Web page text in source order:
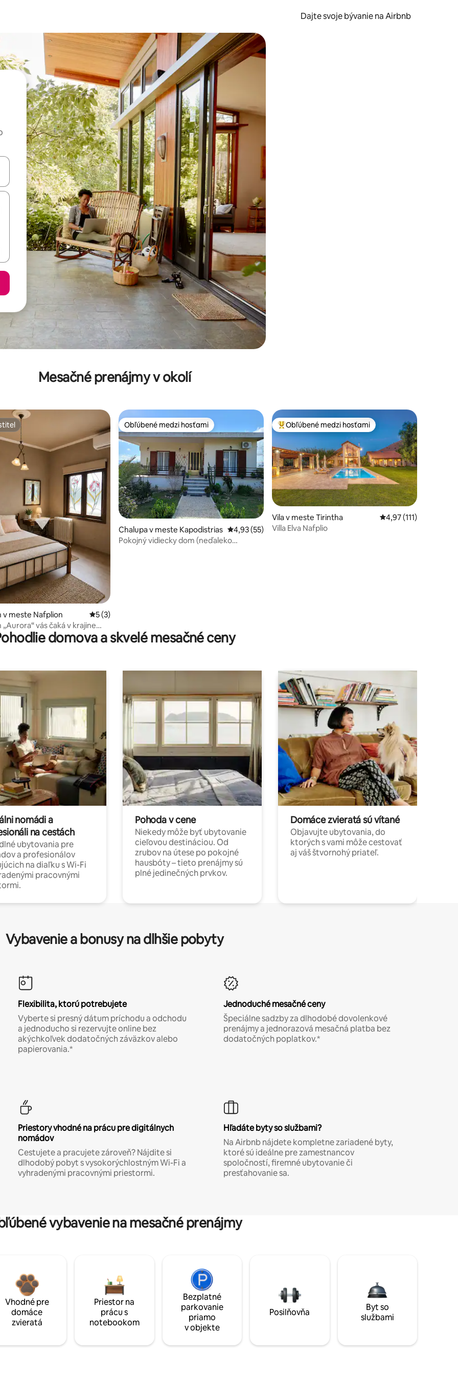
Dajte svoje bývanie na Airbnb
pomocou klávesov so šípkami nahor a nadol alebo ich preskúmať pomocou dotykových gest či potiahnutia prstom.
Mesačné prenájmy v okolí
5 z 5, počet hodnotení: 10
v meste Nafplion Priemerné ohodnotenie 5 z 5, počet hodnotení: 3
5 (3)
vás čaká v krajine
Obľúbené medzi hosťami
Obľúbené medzi hosťami
Chalupa v meste Kapodistrias Priemerné ohodnotenie 4,93 z 5, počet hodnotení: 55
4,93 (55)
Pokojný vidiecky dom (neďaleko
Najobľúbenejšie medzi hosťami
Obľúbené medzi hosťami
Vila v meste Tirintha Priemerné
4,97 (111)
Villa Elva Nafplio
domova a skvelé mesačné ceny
nomádi a
na cestách
ubytovania pre
a profesionálov
na diaľku s Wi-Fi
pracovnými
Pohoda v cene
Niekedy môže byť ubytovanie
cieľovou destináciou. Od
zrubov na útese po pokojné
hausbóty – tieto prenájmy sú
plné jedinečných prvkov.
Domáce zvieratá sú vítané
Objavujte ubytovania, do
ktorých s vami môže cestovať
aj váš štvornohý priateľ.
Vybavenie a bonusy na dlhšie pobyty
Flexibilita, ktorú potrebujete
Vyberte si presný dátum príchodu a odchodu
a jednoducho si rezervujte online bez
akýchkoľvek dodatočných záväzkov alebo
papierovania.*
Jednoduché mesačné ceny
Špeciálne sadzby za dlhodobé dovolenkové
prenájmy a jednorazová mesačná platba bez
dodatočných poplatkov.*
Priestory vhodné na prácu pre digitálnych
nomádov
Cestujete a pracujete zároveň? Nájdite si
dlhodobý pobyt s vysokorýchlostným Wi-Fi a
vyhradenými pracovnými priestormi.
Hľadáte byty so službami?
Na Airbnb nájdete kompletne zariadené byty,
ktoré sú ideálne pre zamestnancov
spoločností, firemné ubytovanie či
presťahovanie sa.
vybavenie na mesačné prenájmy
Vhodné pre
domáce
zvieratá
Priestor na
prácu s
notebookom
Bezplatné
parkovanie
priamo
v objekte
Posilňovňa
Byt so
službami